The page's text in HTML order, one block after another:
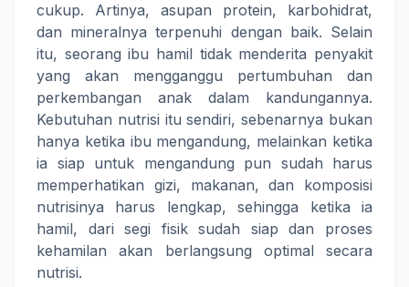
cukup. Artinya, asupan protein, karbohidrat,
dan mineralnya terpenuhi dengan baik. Selain
itu, seorang ibu hamil tidak menderita penyakit
yang akan mengganggu pertumbuhan dan
perkembangan anak dalam kandungannya.
Kebutuhan nutrisi itu sendiri, sebenarnya bukan
hanya ketika ibu mengandung, melainkan ketika
ia siap untuk mengandung pun sudah harus
memperhatikan gizi, makanan, dan komposisi
nutrisinya harus lengkap, sehingga ketika ia
hamil, dari segi fisik sudah siap dan proses
kehamilan akan berlangsung optimal secara
nutrisi.